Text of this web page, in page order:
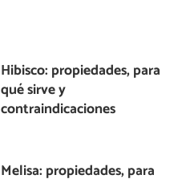
Hibisco: propiedades, para
qué sirve y
contraindicaciones
Melisa: propiedades, para